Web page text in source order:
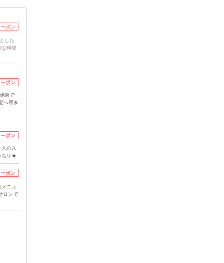
ポン
した
な時間
ポン
術で
へ導き
ポン
のス
ちり★
ポン
ニュ
ロンで